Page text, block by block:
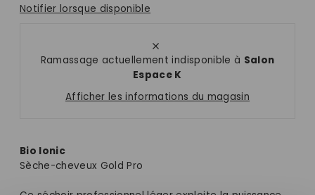
Notifier lorsque disponible
Ramassage actuellement indisponible à Salon
Espace K
Afficher les informations du magasin
Bio Ionic
Sèche-cheveux Gold Pro